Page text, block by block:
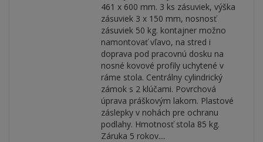
461 x 600 mm. 3 ks zásuviek, výška
zásuviek 3 x 150 mm, nosnosť
zásuviek 50 kg. kontajner možno
namontovať vľavo, na stred i
doprava pod pracovnú dosku na
nosné kovové profily uchytené v
ráme stola. Centrálny cylindrický
zámok s 2 klúčami. Povrchová
úprava práškovým lakom. Plastové
záslepky v nohách pre ochranu
podlahy. Hmotnosť stola 85 kg.
Záruka 5 rokov....